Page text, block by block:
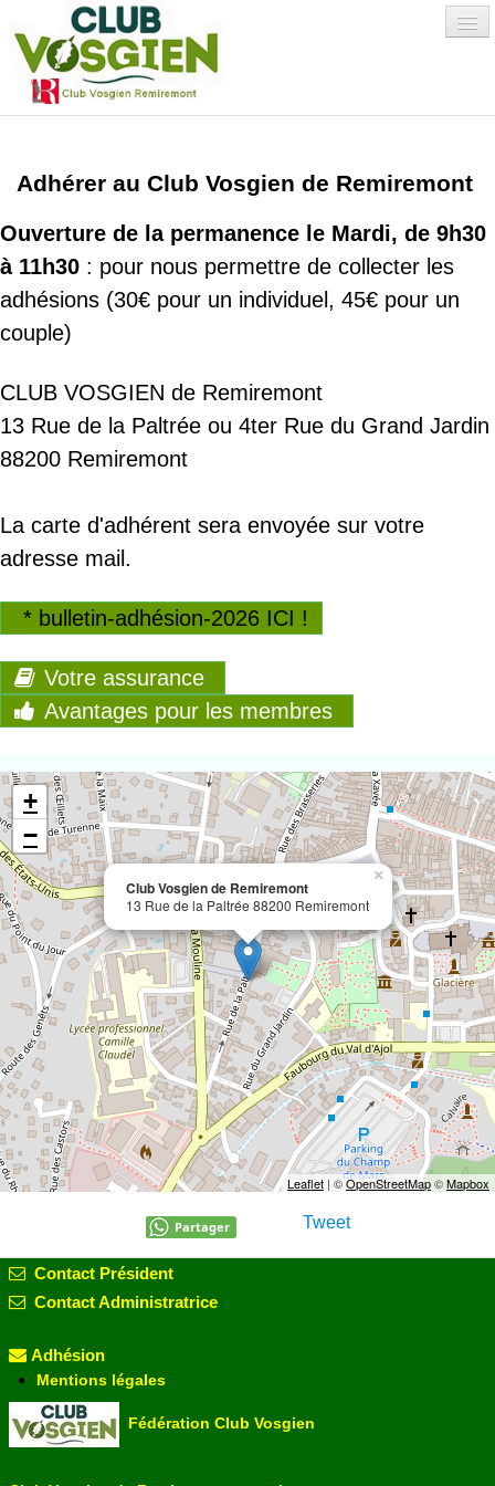
Accueil
?▼
Environnement
Activités
Albums Photos
Adhésion/Avantages▼
Adhérer au Club Vosgien de Remiremont
Ouverture de la permanence le Mardi, de 9h30
à 11h30 : pour nous permettre de collecter les
adhésions (30€ pour un individuel, 45€ pour un
couple)
CLUB VOSGIEN de Remiremont
13 Rue de la Paltrée ou 4ter Rue du Grand Jardin
88200 Remiremont
La carte d'adhérent sera envoyée sur votre
adresse mail.
* bulletin-adhésion-2026 ICI !
Votre assurance
Avantages pour les membres
Club Vosgien de Remiremont
13 Rue de la Paltrée 88200 Remiremont
×
+
−
Leaflet | ©OpenStreetMap©Mapbox
Partager Tweet
Contact Président
Contact Administratrice
Adhésion
Mentions légales
Fédération Club Vosgien